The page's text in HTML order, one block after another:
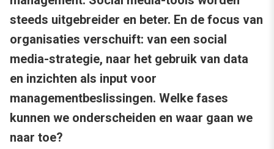
steeds uitgebreider en beter. En de focus van
organisaties verschuift: van een social
media-strategie, naar het gebruik van data
en inzichten als input voor
managementbeslissingen. Welke fases
kunnen we onderscheiden en waar gaan we
naar toe?